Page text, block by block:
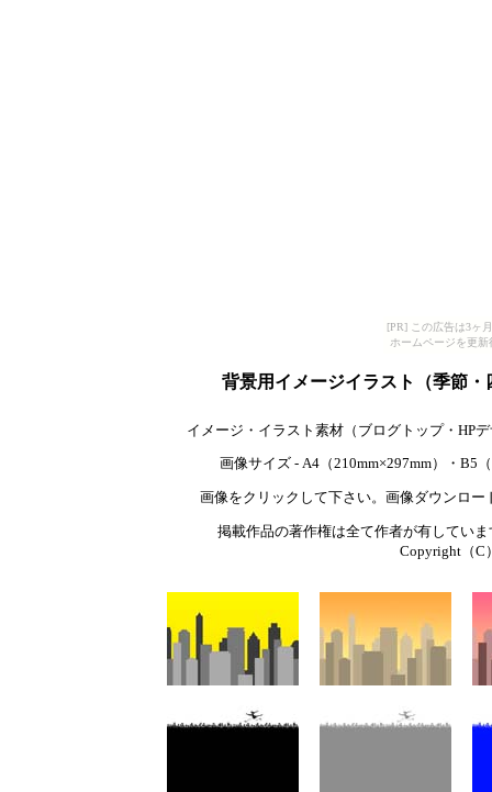
[PR] この広告は3ヶ
ホームページを更
背景用イメージイラスト（季節
イメージ・イラスト素材（ブログトップ・HP
画像サイズ - A4（210mm×297mm）・B5
画像をクリックして下さい。画像ダウンロー
掲載作品の著作権は全て作者が有してい
Copyright（C